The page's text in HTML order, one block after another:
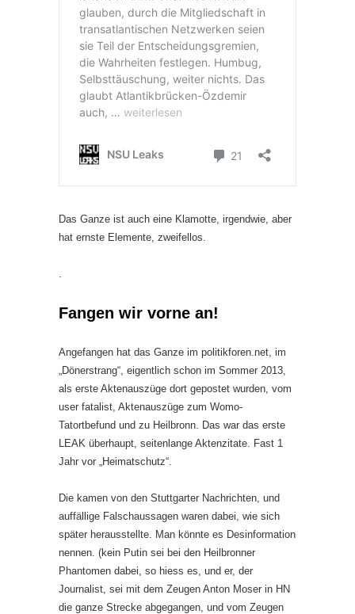
Das Ganze ist auch eine Klamotte, irgendwie, aber
hat ernste Elemente, zweifellos.
.
Fangen wir vorne an!
Angefangen hat das Ganze im politikforen.net, im
„Dönerstrang“, eigentlich schon im Sommer 2013,
als erste Aktenauszüge dort gepostet wurden, vom
user fatalist, Aktenauszüge zum Womo-
Tatortbefund und zu Heilbronn. Das war das erste
LEAK überhaupt, seitenlange Aktenzitate. Fast 1
Jahr vor „Heimatschutz“.
Die kamen von den Stuttgarter Nachrichten, und
auffällige Falschaussagen waren dabei, wie sich
später herausstellte. Man könnte es Desinformation
nennen. (kein Putin sei bei den Heilbronner
Phantomen dabei, so hiess es, und er, der
Journalist, sei mit dem Zeugen Anton Moser in HN
die ganze Strecke abgegangen, und vom Zeugen